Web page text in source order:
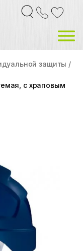
защиты
с храповым